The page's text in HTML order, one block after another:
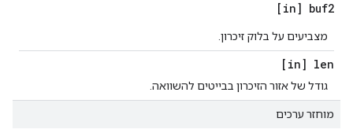
[in] buf2
מצביעים על בלוק זיכרון.
[in] len
גודל של אזור הזיכרון בבייטים להשוואה.
מוחזר ערכים